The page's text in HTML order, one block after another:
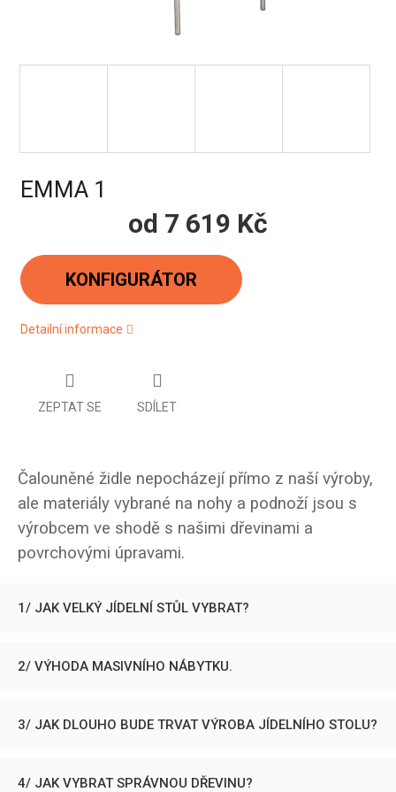
EMMA 1
od 7 619 Kč
Měrná
cena:
KONFIGURÁTOR
Detailní informace
ZEPTAT SE SDÍLET
Čalouněné židle nepocházejí přímo z naší výroby,
ale materiály vybrané na nohy a podnoží jsou s
výrobcem ve shodě s našimi dřevinami a
povrchovými úpravami.
1/ JAK VELKÝ JÍDELNÍ STŮL VYBRAT?
2/ VÝHODA MASIVNÍHO NÁBYTKU.
3/ JAK DLOUHO BUDE TRVAT VÝROBA JÍDELNÍHO STOLU?
4/ JAK VYBRAT SPRÁVNOU DŘEVINU?